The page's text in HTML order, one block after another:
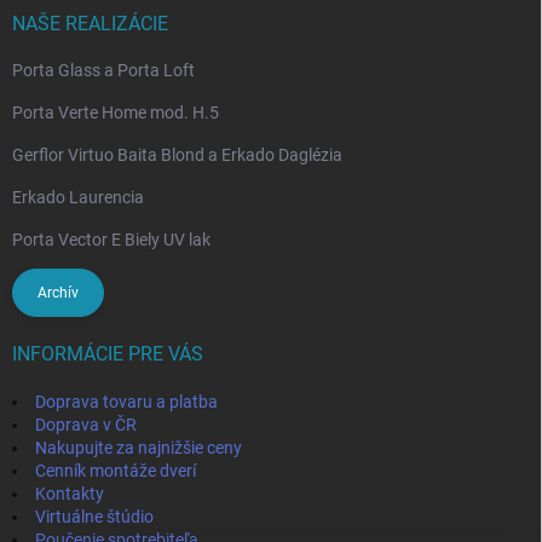
NAŠE REALIZÁCIE
Porta Glass a Porta Loft
Porta Verte Home mod. H.5
Gerflor Virtuo Baita Blond a Erkado Daglézia
Erkado Laurencia
Porta Vector E Biely UV lak
Archív
INFORMÁCIE PRE VÁS
Doprava tovaru a platba
Doprava v ČR
Nakupujte za najnižšie ceny
Cenník montáže dverí
Kontakty
Virtuálne štúdio